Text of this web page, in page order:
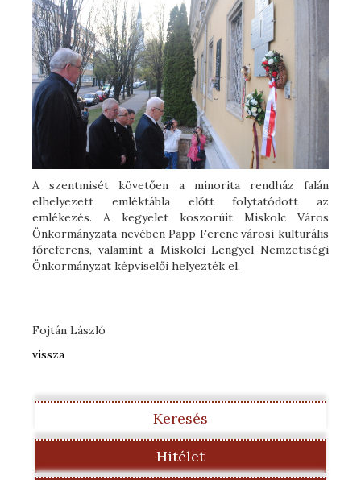
A szentmisét követően a minorita rendház falán
elhelyezett emléktábla előtt folytatódott az
emlékezés. A kegyelet koszorúit Miskolc Város
Önkormányzata nevében Papp Ferenc városi kulturális
főreferens, valamint a Miskolci Lengyel Nemzetiségi
Önkormányzat képviselői helyezték el.
Fojtán László
vissza
Keresés
Hitélet